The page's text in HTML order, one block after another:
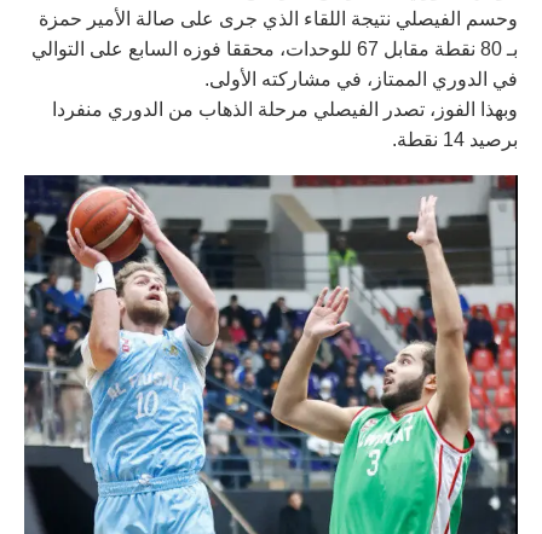
وحسم الفيصلي نتيجة اللقاء الذي جرى على صالة الأمير حمزة
بـ 80 نقطة مقابل 67 للوحدات، محققا فوزه السابع على التوالي
في الدوري الممتاز، في مشاركته الأولى.
وبهذا الفوز، تصدر الفيصلي مرحلة الذهاب من الدوري منفردا
برصيد 14 نقطة.